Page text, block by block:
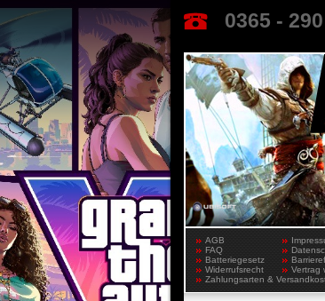
0365 -
AGB
FAQ
Batteriegesetz
Widerrufsrecht
Vertrag
Zahlungsarten &